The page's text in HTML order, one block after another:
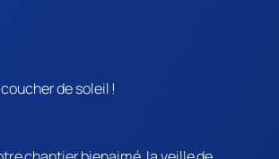
de soleil !